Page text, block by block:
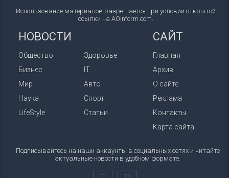
Использование материалов разрешается при условии открытой
ссылки на AOinform.com.
НОВОСТИ
Общество
Бизнес
Мир
Наука
LifeStyle
Здоровье
IT
Авто
Спорт
Статьи
САЙТ
Главная
Архив
О сайте
Реклама
Контакты
Карта сайта
Подписывайтесь на наши аккаунты в социальных сетях и читайте
актуальные новости в удобном формате.